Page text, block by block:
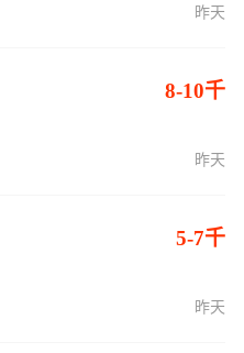
昨天
8-10千
昨天
5-7千
昨天